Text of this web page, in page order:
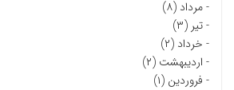
-مرداد (۸)
-تیر (۳)
- خرداد (۲)
- اردیبهشت (۲)
- فروردین (۱)